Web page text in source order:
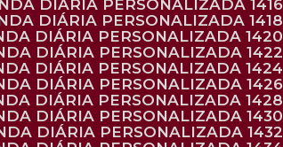
DIÁRIA PERSONALIZADA 1416
DIÁRIA PERSONALIZADA 1418
DIÁRIA PERSONALIZADA 1420
DIÁRIA PERSONALIZADA 1422
DIÁRIA PERSONALIZADA 1424
DIÁRIA PERSONALIZADA 1426
DIÁRIA PERSONALIZADA 1428
DIÁRIA PERSONALIZADA 1430
DIÁRIA PERSONALIZADA 1432